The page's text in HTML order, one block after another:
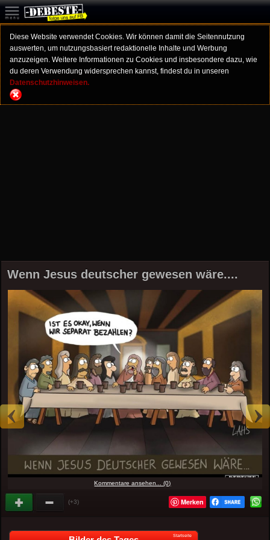
Diese Website verwendet Cookies. Wir können damit die Seitennutzung
auswerten, um nutzungsbasiert redaktionelle Inhalte und Werbung
anzuzeigen. Weitere Informationen zu Cookies und insbesondere dazu, wie
du deren Verwendung widersprechen kannst, findest du in unseren
Datenschutzhinweisen.
Wenn Jesus deutscher gewesen wäre....
Kommentare ansehen... (0)
(+3) Merken
Startseite